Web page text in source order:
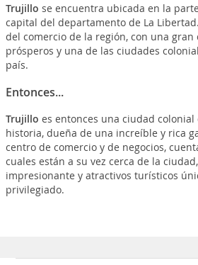
Trujillo se encuentra ubicada en la
capital del departamento de La
del comercio de la región, con una gran
prósperos y una de las ciudades
país.
Entonces...
Trujillo es entonces una ciudad
historia, dueña de una increíble y rica
centro de comercio y de negocios,
cuales están a su vez cerca de la
impresionante y atractivos turísticos
privilegiado.